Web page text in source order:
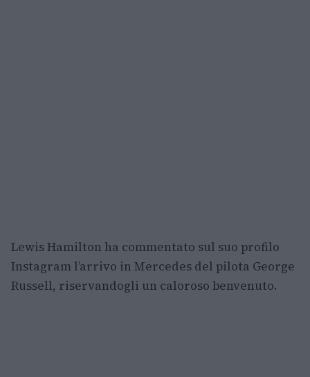
Lewis Hamilton ha commentato sul suo profilo
Instagram l’arrivo in Mercedes del pilota George
Russell, riservandogli un caloroso benvenuto.